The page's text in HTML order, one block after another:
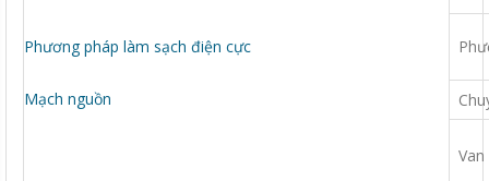
Phương pháp làm sạch điện cực
Mạch nguồn